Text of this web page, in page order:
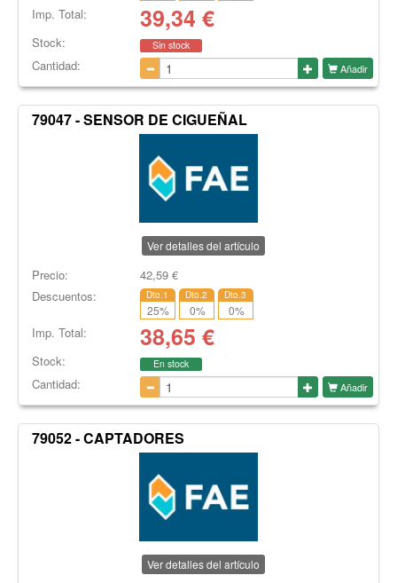
Imp. Total: 39,34 €
Stock: Sin stock
Cantidad: Añadir
79047 - SENSOR DE CIGUEÑAL
Ver detalles del artículo
Precio: 42,59€
Descuentos:
Dto.1
25%
Dto.2
0%
Dto.3
0%
Imp. Total: 38,65 €
Stock: En stock
Cantidad: Añadir
79052 - CAPTADORES
Ver detalles del artículo